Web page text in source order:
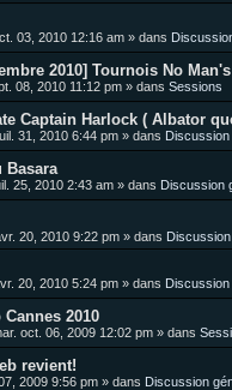
03, 2010 12:16 am » dans
2010] Tournois No
08, 2010 11:12 pm » dans Sessions
Captain Harlock ( Albator
31, 2010 6:44 pm » dans
Basara
25, 2010 2:43 am » dans Discussion
20, 2010 9:22 pm » dans
20, 2010 5:24 pm » dans
2010
oct. 06, 2009 12:02 pm » dans
revient!
2009 9:56 pm » dans Discussion